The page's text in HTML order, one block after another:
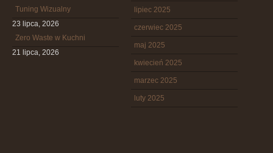
Tuning Wizualny
23 lipca, 2026
Zero Waste w Kuchni
21 lipca, 2026
lipiec 2025
czerwiec 2025
maj 2025
kwiecień 2025
marzec 2025
luty 2025